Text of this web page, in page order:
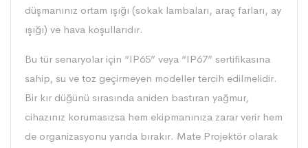
düşmanınız ortam ışığı (sokak lambaları, araç farları, ay
ışığı) ve hava koşullarıdır.
Bu tür senaryolar için “IP65” veya “IP67” sertifikasına
sahip, su ve toz geçirmeyen modeller tercih edilmelidir.
Bir kır düğünü sırasında aniden bastıran yağmur,
cihazınız korumasızsa hem ekipmanınıza zarar verir hem
de organizasyonu yarıda bırakır. Mate Projektör olarak